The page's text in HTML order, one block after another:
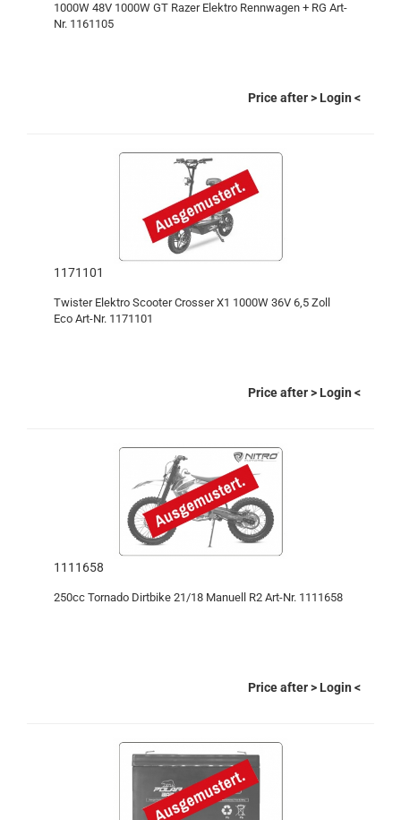
1000W 48V 1000W GT Razer Elektro Rennwagen + RG Art-
Nr. 1161105
Price after> Login <
1171101
Twister Elektro Scooter Crosser X1 1000W 36V 6,5 Zoll
Eco Art-Nr. 1171101
Price after> Login <
1111658
250cc Tornado Dirtbike 21/18 Manuell R2 Art-Nr. 1111658
Price after> Login <